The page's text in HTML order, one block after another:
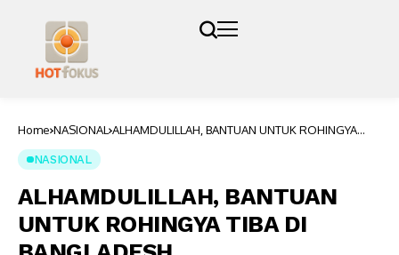
Home NASIONAL ALHAMDULILLAH, BANTUAN UNTUK ROHINGYA
NASIONAL
ALHAMDULILLAH, BANTUAN
UNTUK ROHINGYA TIBA DI